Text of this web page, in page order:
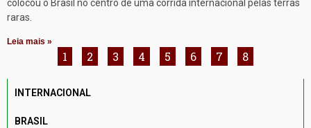
colocou o Brasil no centro de uma corrida internacional pelas terras
raras.
Leia mais »
1 2 3 4 5 6 7 8
INTERNACIONAL
BRASIL